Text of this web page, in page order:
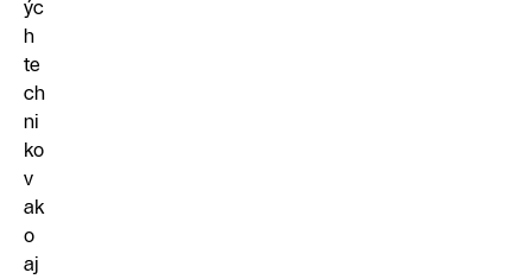
ýc
h
te
ch
ni
ko
v
ak
o
aj